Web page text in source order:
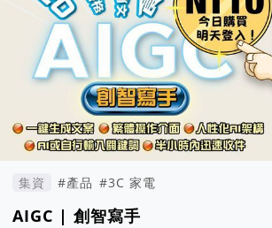
集資 #產品 #3C 家電
AIGC | 創智寫手